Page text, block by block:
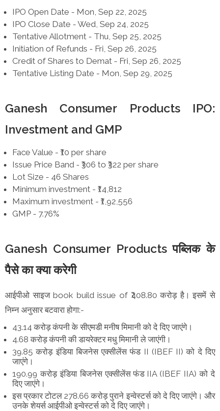
IPO Open Date - Mon, Sep 22, 2025
IPO Close Date - Wed, Sep 24, 2025
Tentative Allotment - Thu, Sep 25, 2025
Initiation of Refunds - Fri, Sep 26, 2025
Credit of Shares to Demat - Fri, Sep 26, 2025
Tentative Listing Date - Mon, Sep 29, 2025
Ganesh Consumer Products IPO:
Investment and GMP
Face Value - ₹10 per share
Issue Price Band - ₹306 to ₹322 per share
Lot Size - 46 Shares
Minimum investment - ₹14,812
Maximum investment - ₹1,92,556
GMP - 7.76%
Ganesh Consumer Products पब्लिक के
पैसे का क्या करेगी
आईपीओ साइज book build issue of ₹408.80 करोड़ है। इसमें से
निम्न अनुसार बटवारा होगा:-
43.14 करोड़ कंपनी के सीएमडी मनीष मिमानी को दे दिए जाएंगे।
4.68 करोड़ कंपनी की डायरेक्टर मधु मिमानी ले जाएंगी।
39.85 करोड़ इंडिया बिजनेस एक्सीलेंस फंड II (IBEF II) को दे दिए
जाएंगे।
190.99 करोड़ इंडिया बिजनेस एक्सीलेंस फंड IIA (IBEF IIA) को दे
दिए जाएंगे।
इस प्रकार टोटल 278.66 करोड़ पुराने इन्वेस्टर्स को दे दिए जाएंगे। और
उनके शेयर्स आईपीओ इन्वेस्टर्स को दे दिए जाएंगे।